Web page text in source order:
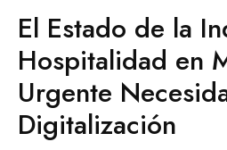
El Estado de la
Hospitalidad en
Urgente
Digitalización